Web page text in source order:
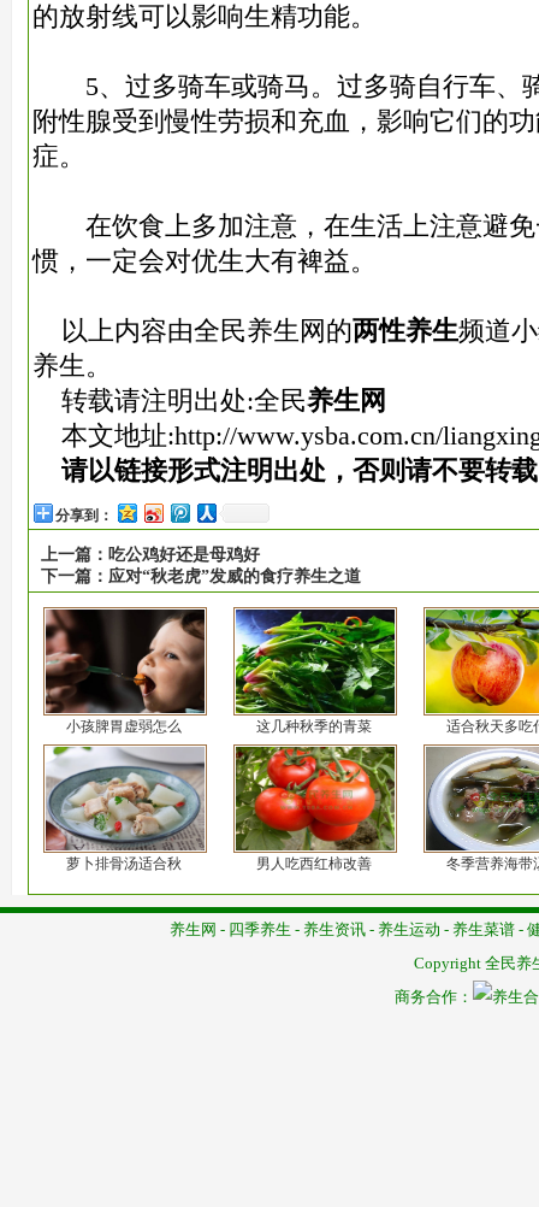
的放射线可以影响生精功能。
5、过多骑车或骑马。过多骑自行车、
附性腺受到慢性劳损和充血，影响它们的
症。
在饮食上多加注意，在生活上注意避免
惯，一定会对优生大有裨益。
以上内容由全民养生网的两性养生频道
养生。
转载请注明出处:全民养生网
本文地址:http://www.ysba.com.cn/
请以链接形式注明出处，否则请不要转
分享到：
上一篇： 吃公鸡好还是母鸡好
下一篇： 应对“秋老虎”发威的食疗养生之道
小孩脾胃虚弱怎么 这几种秋季的青菜 适合秋天多吃
萝卜排骨汤适合秋 男人吃西红柿改善 冬季营养海带
养生网 - 四季养生 - 养生资讯 - 养生运动 - 养生菜谱 -
Copyright 全民养
商务合作：